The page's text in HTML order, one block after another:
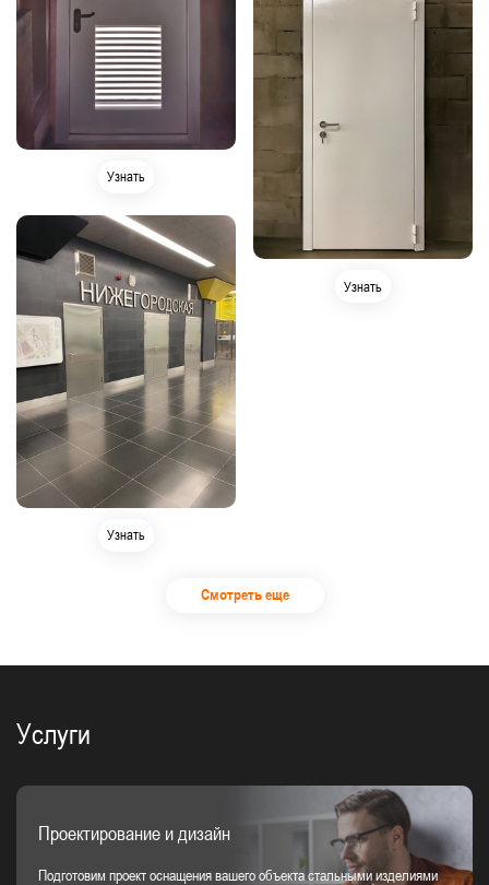
Узнать
Узнать
Узнать
Смотреть еще
Услуги
Проектирование и дизайн
Подготовим проект оснащения вашего объекта стальными изделиями